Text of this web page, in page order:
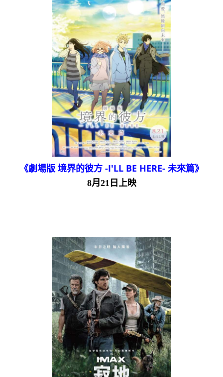
《劇場版 境界的彼方 -I'LL BE HERE- 未來篇》
8月21日上映